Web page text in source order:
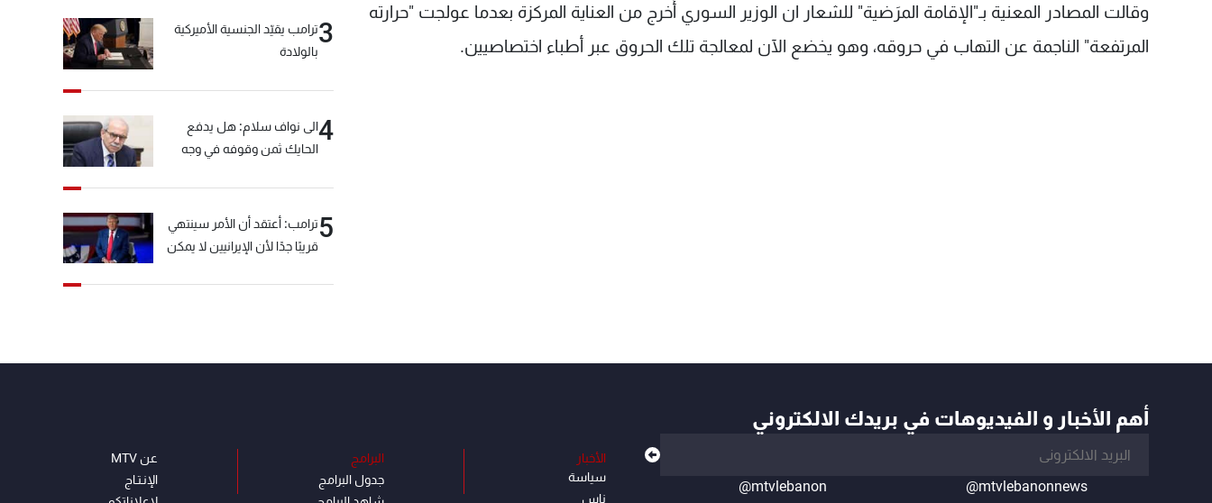
وقالت المصادر المعنية بـ"الإقامة المرَضية" للشعار ان الوزير السوري أُخرج من العناية المركزة بعدما عولجت "حرارته
المرتفعة" الناجمة عن التهاب في حروقه، وهو يخضع الآن لمعالجة تلك الحروق عبر أطباء اختصاصيين.
3ترامب يقيّد الجنسية الأميركية
بالولادة
4الى نواف سلام: هل يدفع
الحايك ثمن وقوفه في وجه
5ترامب: أعتقد أن الأمر سينتهي
قريبًا جدًا لأن الإيرانيين لا يمكن
أهم الأخبار و الفيديوهات في بريدك الالكتروني
@mtvlebanonnews
@mtvlebanon
الأخبار
سياسة
ناس
البرامج
جدول البرامج
عن MTV
الإنـتـاج